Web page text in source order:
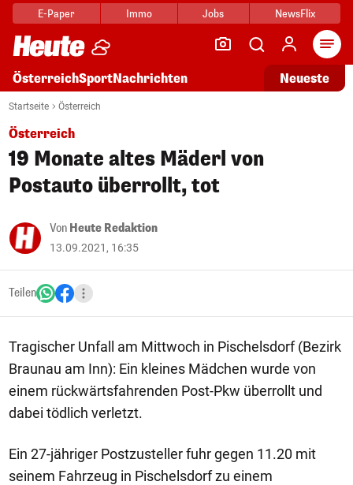
E-Paper Immo Jobs NewsFlix
ÖsterreichSportNachrichten Neueste
Startseite Österreich
Österreich
19 Monate altes Mäderl von
Postauto überrollt, tot
Von Heute Redaktion
13.09.2021, 16:35
Teilen
Tragischer Unfall am Mittwoch in Pischelsdorf (Bezirk
Braunau am Inn): Ein kleines Mädchen wurde von
einem rückwärtsfahrenden Post-Pkw überrollt und
dabei tödlich verletzt.
Ein 27-jähriger Postzusteller fuhr gegen 11.20 mit
seinem Fahrzeug in Pischelsdorf zu einem